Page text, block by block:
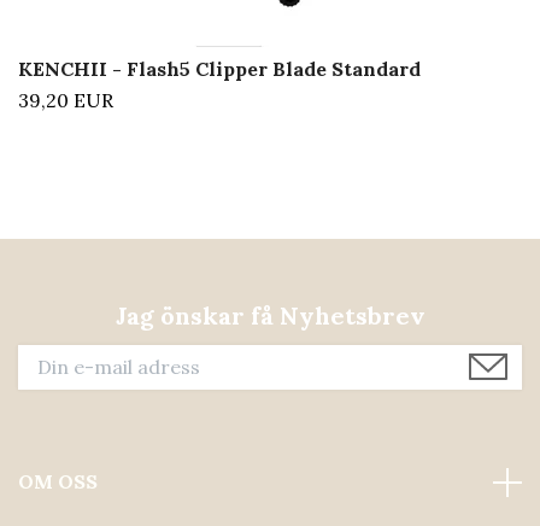
KENCHII - Flash5 Clipper Blade Standard
39,20 EUR
Jag önskar få Nyhetsbrev
OM OSS